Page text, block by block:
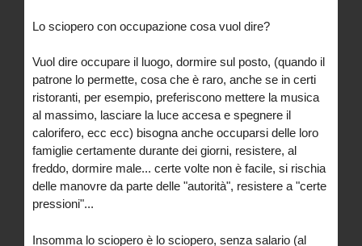
Lo sciopero con occupazione cosa vuol dire?
Vuol dire occupare il luogo, dormire sul posto, (quando il
patrone lo permette, cosa che è raro, anche se in certi
ristoranti, per esempio, preferiscono mettere la musica
al massimo, lasciare la luce accesa e spegnere il
calorifero, ecc ecc) bisogna anche occuparsi delle loro
famiglie certamente durante dei giorni, resistere, al
freddo, dormire male... certe volte non è facile, si rischia
delle manovre da parte delle "autorità", resistere a "certe
pressioni"...
Insomma lo sciopero è lo sciopero, senza salario (al